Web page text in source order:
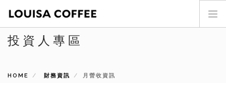
首頁
最新消息
投資人專區
HOME 財務資訊 月營收資訊